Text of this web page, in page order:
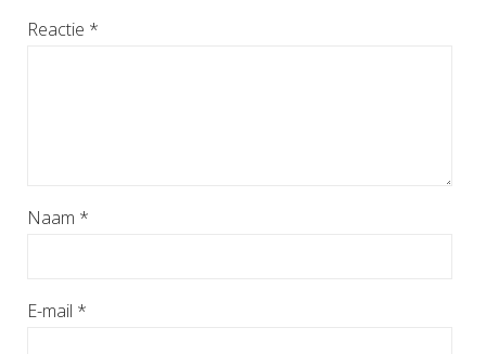
Reactie *
Naam *
E-mail *